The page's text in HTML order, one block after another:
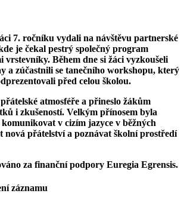
7. ročníku vydali na návštěvu partnerské
je čekal pestrý společný program
vrstevníky. Během dne si žáci vyzkoušeli
a zúčastnili se tanečního workshopu, který
před celou školou.
atmosféře a přineslo žákům
i zkušeností. Velkým přínosem byla
v cizím jazyce v běžných
nová přátelství a poznávat školní prostředí
za finanční podpory Euregia Egrensis.
záznamu